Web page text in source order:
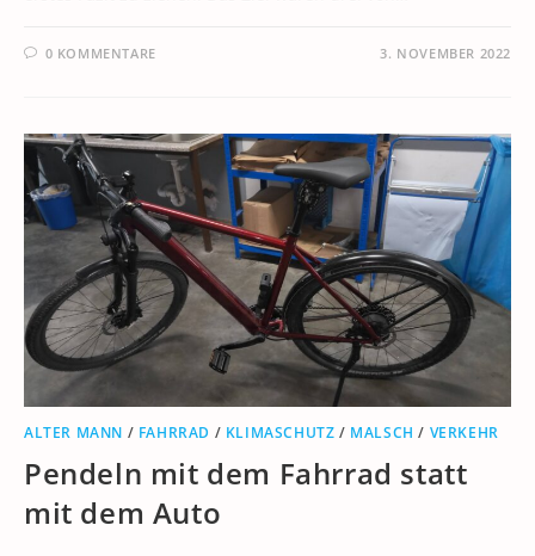
0 KOMMENTARE 3. NOVEMBER 2022
ALTER MANN / FAHRRAD / KLIMASCHUTZ / MALSCH / VERKEHR
Pendeln mit dem Fahrrad statt
mit dem Auto